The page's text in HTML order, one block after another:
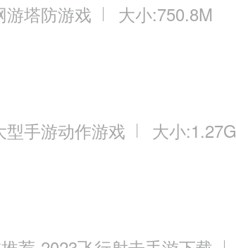
游塔防游戏 大小:750.8M
手游动作游戏 大小:1.27G